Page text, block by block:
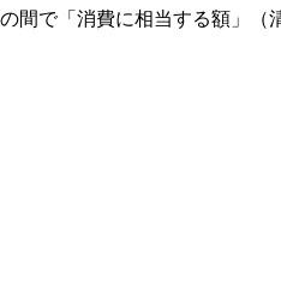
間で「消費に相当する額」（